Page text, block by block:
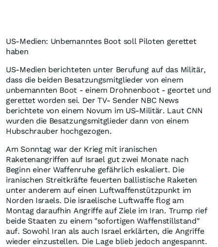
US-Medien: Unbemanntes Boot soll Piloten gerettet
haben
US-Medien berichteten unter Berufung auf das Militär,
dass die beiden Besatzungsmitglieder von einem
unbemannten Boot - einem Drohnenboot - geortet und
gerettet worden sei. Der TV- Sender NBC News
berichtete von einem Novum im US-Militär. Laut CNN
wurden die Besatzungsmitglieder dann von einem
Hubschrauber hochgezogen.
Am Sonntag war der Krieg mit iranischen
Raketenangriffen auf Israel gut zwei Monate nach
Beginn einer Waffenruhe gefährlich eskaliert. Die
iranischen Streitkräfte feuerten ballistische Raketen
unter anderem auf einen Luftwaffenstützpunkt im
Norden Israels. Die israelische Luftwaffe flog am
Montag daraufhin Angriffe auf Ziele im Iran. Trump rief
beide Staaten zu einem "sofortigen Waffenstillstand"
auf. Sowohl Iran als auch Israel erklärten, die Angriffe
wieder einzustellen. Die Lage blieb jedoch angespannt.